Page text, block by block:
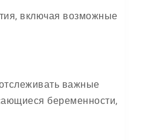
включая возможные
важные
беременности,